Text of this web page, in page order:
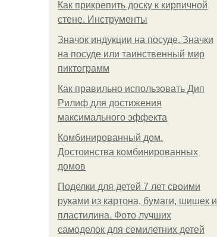
Как прикрепить доску к кирпичной
стене. Инструменты
Значок индукции на посуде. Значки
на посуде или таинственный мир
пиктограмм
Как правильно использовать Дип
Рилиф для достижения
максимального эффекта
Комбинированный дом.
Достоинства комбинированных
домов
Поделки для детей 7 лет своими
руками из картона, бумаги, шишек и
пластилина. Фото лучших
самоделок для семилетних детей